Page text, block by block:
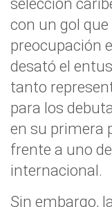
con un gol
preocupación
desató el
tanto
para los
en su primera
frente a uno
internacional.
Sin embargo,